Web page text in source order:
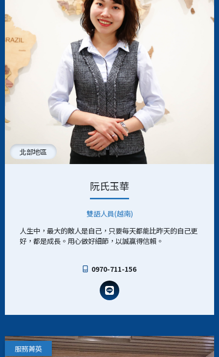
北部地區
阮氏玉華
雙語人員(越南)
人生中，最大的敵人是自己，只要每天都能比昨天的自己更
好，都是成長。用心做好細節，以誠贏得信賴。
0970-711-156
服務菁英